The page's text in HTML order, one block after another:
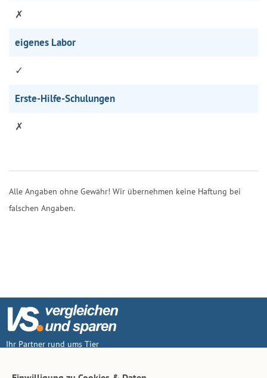
✗
eigenes Labor
✓
Erste-Hilfe-Schulungen
✗
Alle Angaben ohne Gewähr! Wir übernehmen keine Haftung bei
falschen Angaben.
Ihr Partner rund ums Tier